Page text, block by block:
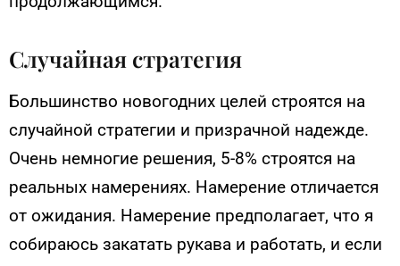
Случайная стратегия
Большинство новогодних целей строятся на
случайной стратегии и призрачной надежде.
Очень немногие решения, 5-8% строятся на
реальных намерениях. Намерение отличается
от ожидания. Намерение предполагает, что я
собираюсь закатать рукава и работать, и если